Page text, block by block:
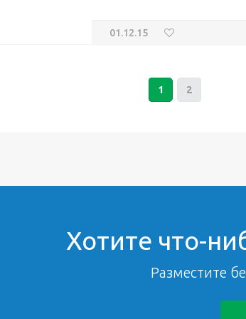
01.12.15
1 2
Хотите что-
Разместите